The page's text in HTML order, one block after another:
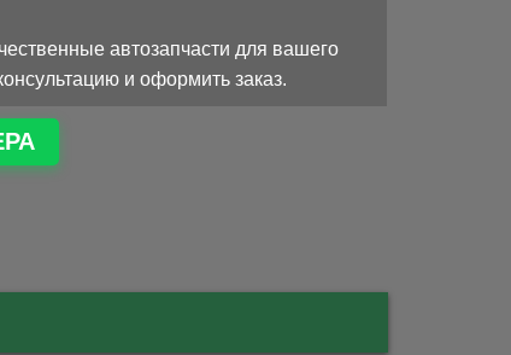
автозапчасти для вашего
и оформить заказ.